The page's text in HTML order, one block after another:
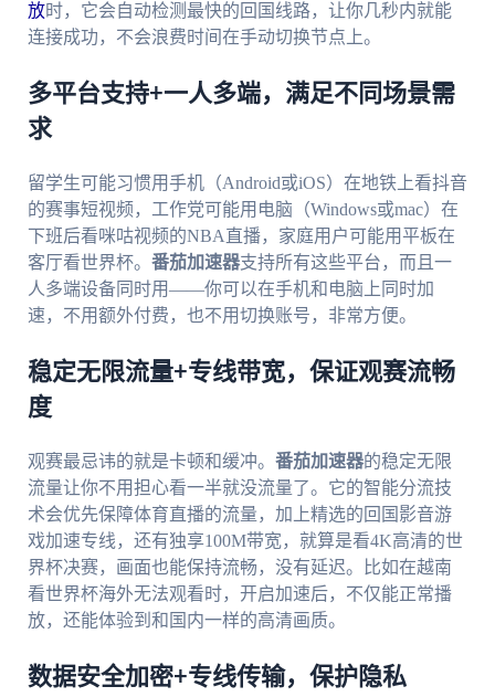
放时，它会自动检测最快的回国线路，让你几秒内就能
连接成功，不会浪费时间在手动切换节点上。
多平台支持+一人多端，满足不同场景需
求
留学生可能习惯用手机（Android或iOS）在地铁上看抖音
的赛事短视频，工作党可能用电脑（Windows或mac）在
下班后看咪咕视频的NBA直播，家庭用户可能用平板在
客厅看世界杯。 番茄加速器支持所有这些平台，而且一
人多端设备同时用——你可以在手机和电脑上同时加
速，不用额外付费，也不用切换账号，非常方便。
稳定无限流量+专线带宽，保证观赛流畅
度
观赛最忌讳的就是卡顿和缓冲。 番茄加速器的稳定无限
流量让你不用担心看一半就没流量了。它的智能分流技
术会优先保障体育直播的流量，加上精选的回国影音游
戏加速专线，还有独享100M带宽，就算是看4K高清的世
界杯决赛，画面也能保持流畅，没有延迟。比如在越南
看世界杯海外无法观看时，开启加速后，不仅能正常播
放，还能体验到和国内一样的高清画质。
数据安全加密+专线传输，保护隐私